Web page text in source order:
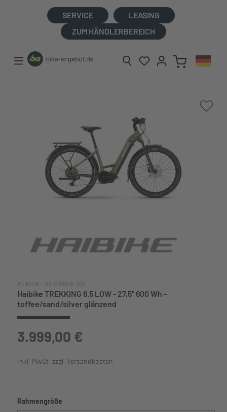
SERVICE
LEASING
ZUM HÄNDLERBEREICH
Artikel-Nr.: BA-0168646-003
Haibike TREKKING 6.5 LOW - 27,5" 600 Wh -
toffee/sand/silver glänzend
3.999,00 €
inkl. MwSt. zzgl. Versandkosten
Rahmengröße